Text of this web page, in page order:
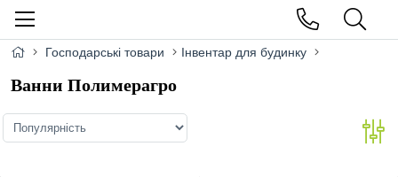
Господарські товари Інвентар для будинку
Ванни Полимерагро